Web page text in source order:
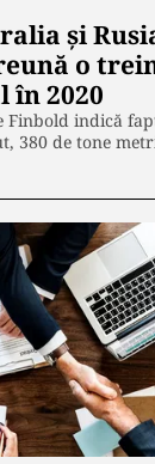
și
o
în 2020
Finbold indică
380 de tone